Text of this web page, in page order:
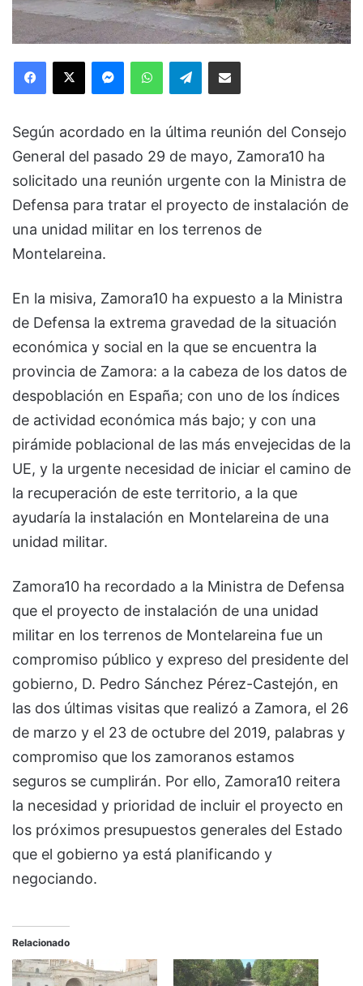
Facebook
X MessengerWhatsAppTelegramCompartir via Email
Según acordado en la última reunión del Consejo
General del pasado 29 de mayo, Zamora10 ha
solicitado una reunión urgente con la Ministra de
Defensa para tratar el proyecto de instalación de
una unidad militar en los terrenos de
Montelareina.
En la misiva, Zamora10 ha expuesto a la Ministra
de Defensa la extrema gravedad de la situación
económica y social en la que se encuentra la
provincia de Zamora: a la cabeza de los datos de
despoblación en España; con uno de los índices
de actividad económica más bajo; y con una
pirámide poblacional de las más envejecidas de la
UE, y la urgente necesidad de iniciar el camino de
la recuperación de este territorio, a la que
ayudaría la instalación en Montelareina de una
unidad militar.
Zamora10 ha recordado a la Ministra de Defensa
que el proyecto de instalación de una unidad
militar en los terrenos de Montelareina fue un
compromiso público y expreso del presidente del
gobierno, D. Pedro Sánchez Pérez-Castejón, en
las dos últimas visitas que realizó a Zamora, el 26
de marzo y el 23 de octubre del 2019, palabras y
compromiso que los zamoranos estamos
seguros se cumplirán. Por ello, Zamora10 reitera
la necesidad y prioridad de incluir el proyecto en
los próximos presupuestos generales del Estado
que el gobierno ya está planificando y
negociando.
Relacionado